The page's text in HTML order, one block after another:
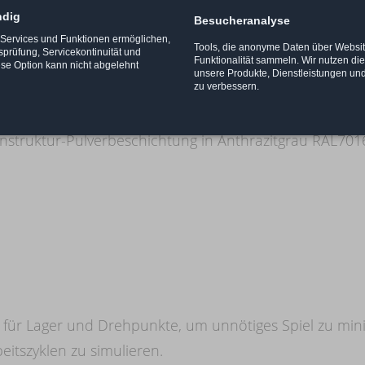
und Funktionen ermöglichen,
Servicekontinuität und
Option kann nicht abgelehnt
Besucheranalyse
Tools, die anonyme Daten über
Funktionalität sammeln. Wir nutzen
unsere Produkte, Dienstleistungen
zu verbessern.
und hoch einstellbarer Pedale mit
Heimgebrauch bestimmt sind. Es wurden
großer Genauigkeit vorherzusagen, wie sich
Pulverbeschichtung in Anthrazitgrau
Lager und Drehpunkte, um unnötiges Spiel zu
zu simulieren.